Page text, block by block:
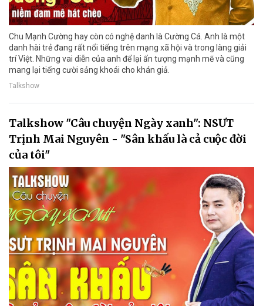
Chu Mạnh Cường hay còn có nghệ danh là Cường Cá. Anh là một
danh hài trẻ đang rất nổi tiếng trên mạng xã hội và trong làng giải
trí Việt. Những vai diễn của anh để lại ấn tượng mạnh mẽ và cũng
mang lại tiếng cười sảng khoái cho khán giả.
Talkshow
Talkshow "Câu chuyện Ngày xanh": NSƯT
Trịnh Mai Nguyên - "Sân khấu là cả cuộc đời
của tôi"